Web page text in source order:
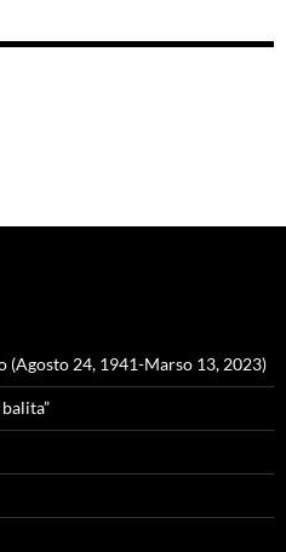
(Agosto 24, 1941-Marso 13, 2023)